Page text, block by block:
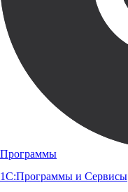
Программы
1С:Программы и Сервисы